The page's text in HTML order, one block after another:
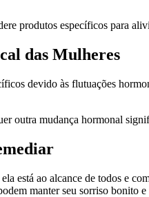
produtos específicos para
das Mulheres
devido às flutuações
outra mudança hormonal
está ao alcance de todos e
manter seu sorriso bonito